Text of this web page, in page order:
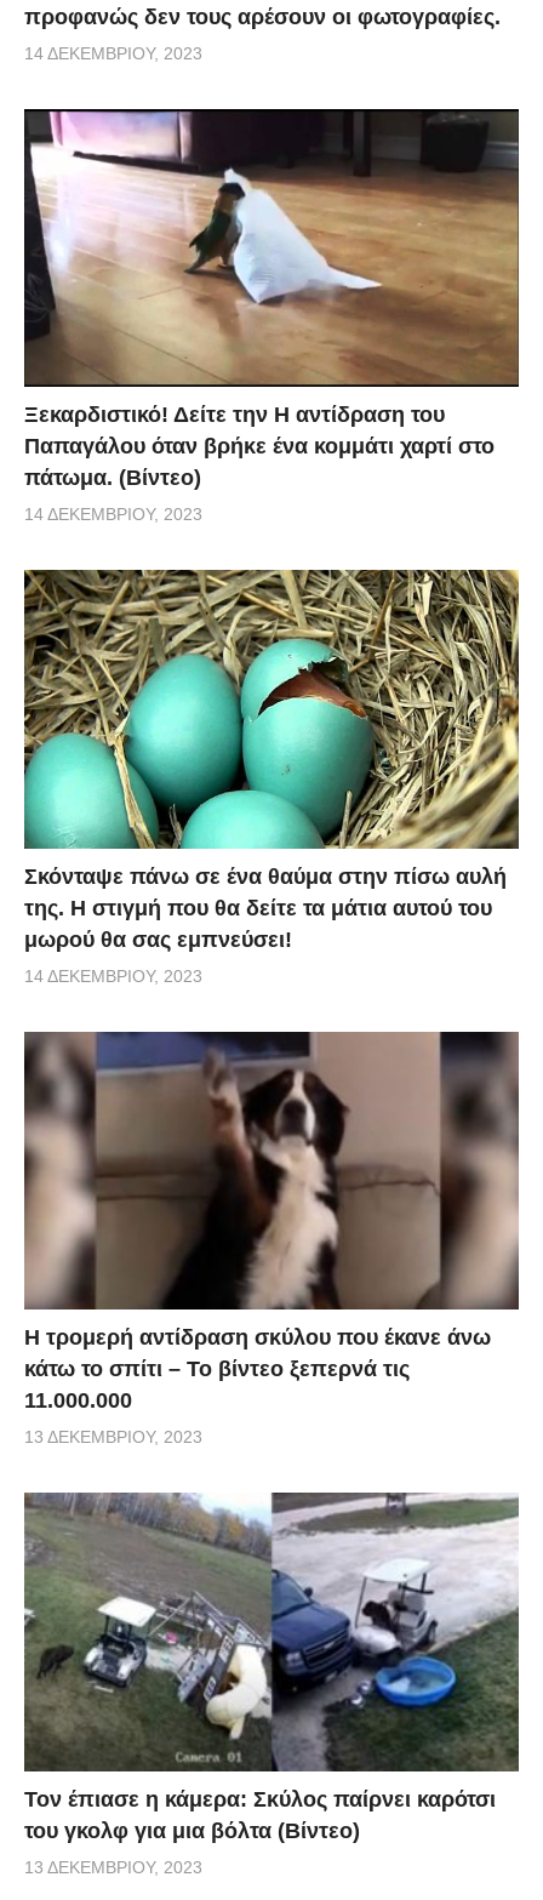
προφανώς δεν τους αρέσουν οι φωτογραφίες.
14 ΔΕΚΕΜΒΡΊΟΥ, 2023
Ξεκαρδιστικό! Δείτε την Η αντίδραση του
Παπαγάλου όταν βρήκε ένα κομμάτι χαρτί στο
πάτωμα. (Βίντεο)
14 ΔΕΚΕΜΒΡΊΟΥ, 2023
Σκόνταψε πάνω σε ένα θαύμα στην πίσω αυλή
της. Η στιγμή που θα δείτε τα μάτια αυτού του
μωρού θα σας εμπνεύσει!
14 ΔΕΚΕΜΒΡΊΟΥ, 2023
Η τρομερή αντίδραση σκύλου που έκανε άνω
κάτω το σπίτι – Το βίντεο ξεπερνά τις
11.000.000
13 ΔΕΚΕΜΒΡΊΟΥ, 2023
Τον έπιασε η κάμερα: Σκύλος παίρνει καρότσι
του γκολφ για μια βόλτα (Βίντεο)
13 ΔΕΚΕΜΒΡΊΟΥ, 2023